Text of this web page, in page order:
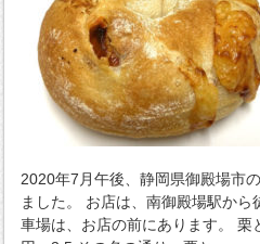
2020年7月午後、静岡県御殿場市
ました。 お店は、南御殿場駅か
車場は、お店の前にあります。